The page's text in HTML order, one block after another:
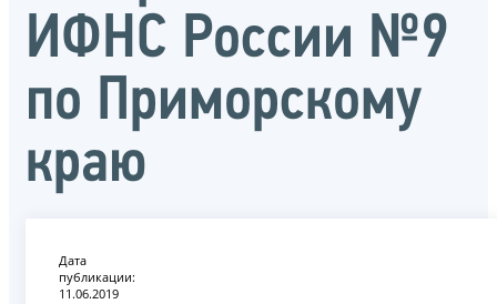
ИФНС России №9
по Приморскому
краю
Дата
публикации:
11.06.2019